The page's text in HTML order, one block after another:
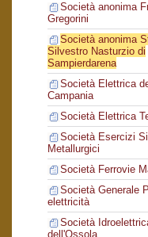
Società anonima
Gregorini
Società anonima
Silvestro Nasturzio di
Sampierdarena
Società Elettrica
Campania
Società Elettrica
Società Esercizi
Metallurgici
Società Ferrovie
Società Generale
elettricità
Società
dell'Ossola